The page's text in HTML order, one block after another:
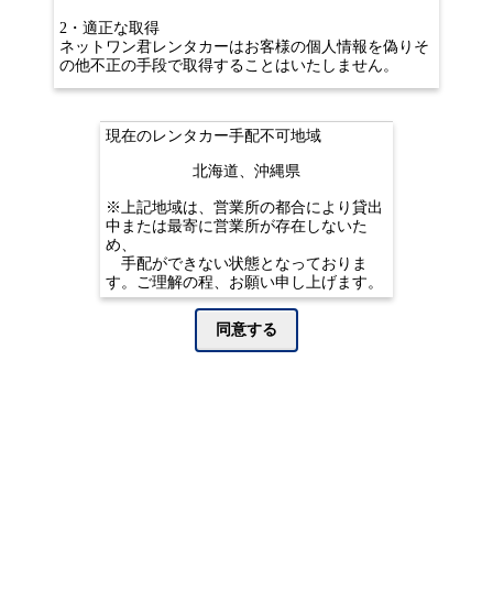
2・適正な取得
ネットワン君レンタカーはお客様の個人情報を偽りそ
の他不正の手段で取得することはいたしません。
ネットワン君レンタカーはお客様の次の個人情報（個
人番号をの除く）を【1、の利用目的】で
氏名、生年月日、性別、住所、電話番号、メールアド
レス、免許証番号、免許取得日、顧客番号
勤務先情報（名称、所属、電話番号）、利用履歴
個人データの管理について責任を有する名称ＤＲＰネ
ットワーク株式会社
4・第三者への提供
ネットワン君レンタカーは次の場合を除き個人情報
（個人番号を除く）を第三者に提供
する事はいたしません。
現在のレンタカー手配不可地域
北海道、沖縄県
※上記地域は、営業所の都合により貸出
中または最寄に営業所が存在しないた
め、
手配ができない状態となっておりま
す。ご理解の程、お願い申し上げます。
同意する